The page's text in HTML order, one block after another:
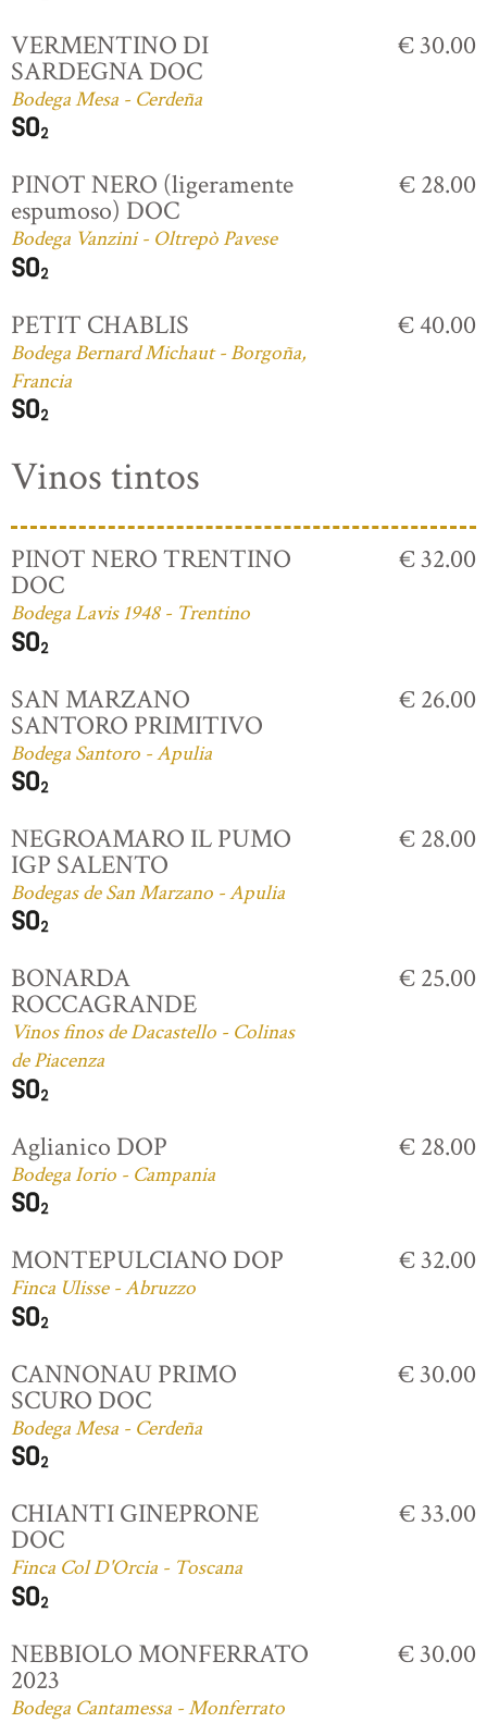
VERMENTINO DI
SARDEGNA DOC
Bodega Mesa - Cerdeña
€ 30.00
PINOT NERO (ligeramente
espumoso) DOC
Bodega Vanzini - Oltrepò Pavese
€ 28.00
PETIT CHABLIS
Bodega Bernard Michaut - Borgoña,
Francia
€ 40.00
Vinos tintos
PINOT NERO TRENTINO
DOC
Bodega Lavis 1948 - Trentino
€ 32.00
SAN MARZANO
SANTORO PRIMITIVO
Bodega Santoro - Apulia
€ 26.00
NEGROAMARO IL PUMO
IGP SALENTO
Bodegas de San Marzano - Apulia
€ 28.00
BONARDA
ROCCAGRANDE
Vinos finos de Dacastello - Colinas
de Piacenza
€ 25.00
Aglianico DOP
Bodega Iorio - Campania
€ 28.00
MONTEPULCIANO DOP
Finca Ulisse - Abruzzo
€ 32.00
CANNONAU PRIMO
SCURO DOC
Bodega Mesa - Cerdeña
€ 30.00
CHIANTI GINEPRONE
DOC
Finca Col D'Orcia - Toscana
€ 33.00
NEBBIOLO MONFERRATO
2023
Bodega Cantamessa - Monferrato
€ 30.00